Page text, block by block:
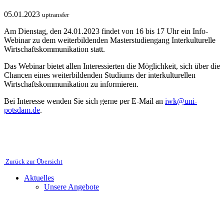
05.01.2023 uptransfer
Am Dienstag, den 24.01.2023 findet von 16 bis 17 Uhr ein Info-
Webinar zu dem weiterbildenden Masterstudiengang Interkulturelle
Wirtschaftskommunikation statt.
Das Webinar bietet allen Interessierten die Möglichkeit, sich über die
Chancen eines weiterbildenden Studiums der interkulturellen
Wirtschaftskommunikation zu informieren.
Bei Interesse wenden Sie sich gerne per E-Mail an iwk@uni-
potsdam.de.
Zurück zur Übersicht
Aktuelles
Unsere Angebote